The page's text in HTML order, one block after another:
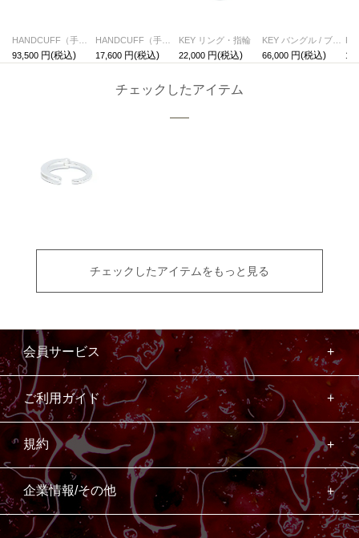
HANDCUFF（手錠） バングル
93,500
HANDCUFF（手錠） ピアス / 片耳
17,600
KEY リング・指輪
22,000
KEY バングル / ブレスレット
66,000
チェックしたアイテム
チェックしたアイテムをもっと見る
会員サービス
ご利用ガイド
規約
企業情報/その他